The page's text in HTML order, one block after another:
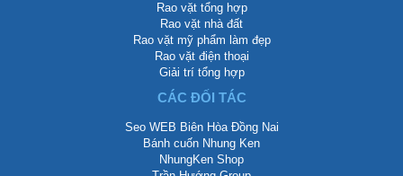
Rao vặt tổng hợp
Rao vặt nhà đất
Rao vặt mỹ phẩm làm đẹp
Rao vặt điện thoại
Giải trí tổng hợp
CÁC ĐỐI TÁC
Seo WEB Biên Hòa Đồng Nai
Bánh cuốn Nhung Ken
NhungKen Shop